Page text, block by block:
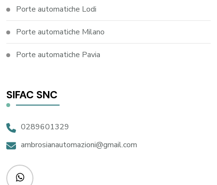
Porte automatiche Lodi
Porte automatiche Milano
Porte automatiche Pavia
SIFAC SNC
0289601329
ambrosianautomazioni@gmail.com